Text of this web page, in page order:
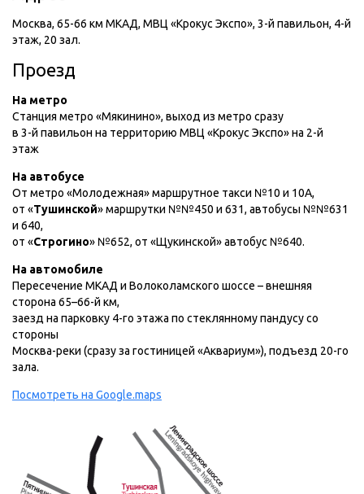
Москва, 65-66 км МКАД, МВЦ «Крокус Экспо», 3-й павильон, 4-й
этаж, 20 зал.
Проезд
На метро
Станция метро «Мякинино», выход из метро сразу
в 3-й павильон на территорию МВЦ «Крокус Экспо» на 2-й
этаж
На автобусе
От метро «Молодежная» маршрутное такси №10 и 10А,
от «Тушинской» маршрутки №№450 и 631, автобусы №№631
и 640,
от «Строгино» №652, от «Щукинской» автобус №640.
На автомобиле
Пересечение МКАД и Волоколамского шоссе – внешняя
сторона 65–66-й км,
заезд на парковку 4-го этажа по стеклянному пандусу со
стороны
Москва-реки (сразу за гостиницей «Аквариум»), подъезд 20-го
зала.
Посмотреть на Google.maps